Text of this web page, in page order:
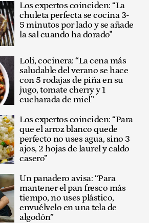
Los expertos coinciden: “La
chuleta perfecta se cocina 3-
5 minutos por lado y se añade
la sal cuando ha dorado"
Loli, cocinera: “La cena más
saludable del verano se hace
con 5 rodajas de piña en su
jugo, tomate cherry y 1
cucharada de miel”
Los expertos coinciden: “Para
que el arroz blanco quede
perfecto no uses agua, sino 3
ajos, 2 hojas de laurel y caldo
casero”
Un panadero avisa: “Para
mantener el pan fresco más
tiempo, no uses plástico,
envuélvelo en una tela de
algodón”